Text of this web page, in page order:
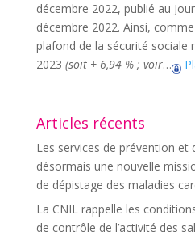
décembre 2022, publié au
décembre 2022. Ainsi,
plafond de la sécurité sociale
2023 (soit + 6,94 % ; voir…
Articles récents
Les services de prévention et
désormais une nouvelle
de dépistage des maladies
La CNIL rappelle les
de contrôle de l’activité des